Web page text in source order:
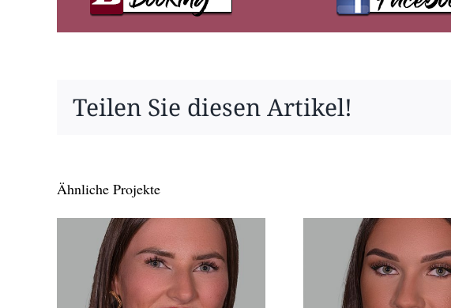
Teilen Sie diesen Artikel!
Ähnliche Projekte